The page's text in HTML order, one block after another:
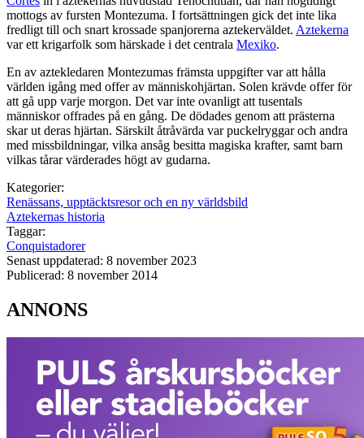
mottogs av fursten Montezuma. I fortsättningen gick det inte lika
fredligt till och snart krossade spanjorerna aztekerväldet. Aztekerna
var ett krigarfolk som härskade i det centrala Mexiko.
En av aztekledaren Montezumas främsta uppgifter var att hålla
världen igång med offer av människohjärtan. Solen krävde offer för
att gå upp varje morgon. Det var inte ovanligt att tusentals
människor offrades på en gång. De dödades genom att prästerna
skar ut deras hjärtan. Särskilt åtråvärda var puckelryggar och andra
med missbildningar, vilka ansåg besitta magiska krafter, samt barn
vilkas tårar värderades högt av gudarna.
Kategorier:
Renässans, upptäcktsresor och en ny världsbild
Aztekernas historia
Taggar:
Conquistadorer
Senast uppdaterad: 8 november 2023
Publicerad: 8 november 2014
ANNONS